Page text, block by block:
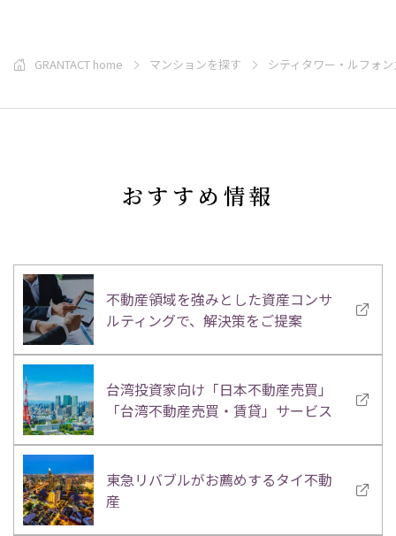
GRANTACT home マンションを探す シティタワー・ルフォ
おすすめ情報
不動産領域を強みとした資産コンサ
ルティングで、解決策をご提案
台湾投資家向け「日本不動産売買」
「台湾不動産売買・賃貸」サービス
東急リバブルがお薦めするタイ不動
産